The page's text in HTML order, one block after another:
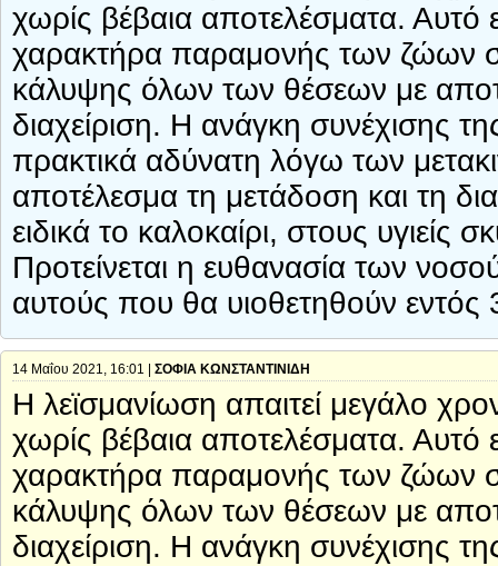
χωρίς βέβαια αποτελέσματα. Αυτό
χαρακτήρα παραμονής των ζώων
κάλυψης όλων των θέσεων με
διαχείριση. Η ανάγκη συνέχισης
πρακτικά αδύνατη λόγω των
αποτέλεσμα τη μετάδοση και τη
ειδικά το καλοκαίρι, στους
Προτείνεται η ευθανασία των
αυτούς που θα υιοθετηθούν
14 Μαΐου 2021, 16:01 | ΣΟΦΙΑ ΚΩΝΣΤΑΝΤΙΝΙΔΗ
Η λεϊσμανίωση απαιτεί μεγάλο
χωρίς βέβαια αποτελέσματα. Αυτό
χαρακτήρα παραμονής των ζώων
κάλυψης όλων των θέσεων με
διαχείριση. Η ανάγκη συνέχισης